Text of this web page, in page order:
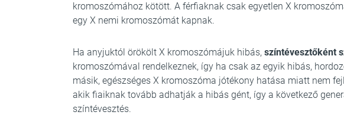
kromoszómához kötött. A férfiaknak csak egyetlen X
egy X nemi kromoszómát kapnak.
Ha anyjuktól örökölt X kromoszómájuk hibás, színtévesztőként
kromoszómával rendelkeznek, így ha csak az egyik hibás,
másik, egészséges X kromoszóma jótékony hatása miatt nem
akik fiaiknak tovább adhatják a hibás gént, így a következő
színtévesztés.